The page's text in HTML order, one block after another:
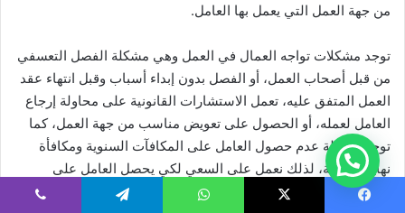
من جهة العمل التي يعمل بها العامل.
توجد مشكلات تواجه العمال في العمل وهي مشكلة الفصل التعسفي
من قبل أصحاب العمل، أو الفصل بدون إبداء أسباب وقبل انتهاء عقد
العمل المتفق عليه، تعمل الاستشارات القانونية على محاولة إرجاع
العامل لعمله، أو الحصول على تعويض مناسب من جهة العمل، كما
توجد مشكلة عدم حصول العامل على المكافآت السنوية ومكافأة
نهاية الخدمة، لذلك نعمل على السعي لكي يحصل العامل على
مستحقاته بالكامل.